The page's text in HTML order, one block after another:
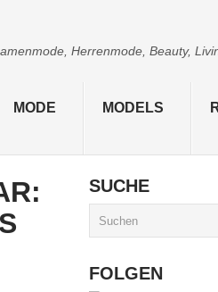
Herrenmode, Beauty,
MODE MODELS
SUCHE
FOLGEN